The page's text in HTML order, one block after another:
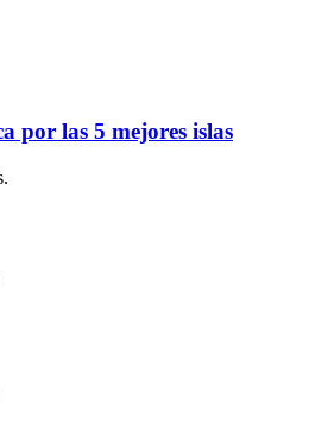
por las 5 mejores islas